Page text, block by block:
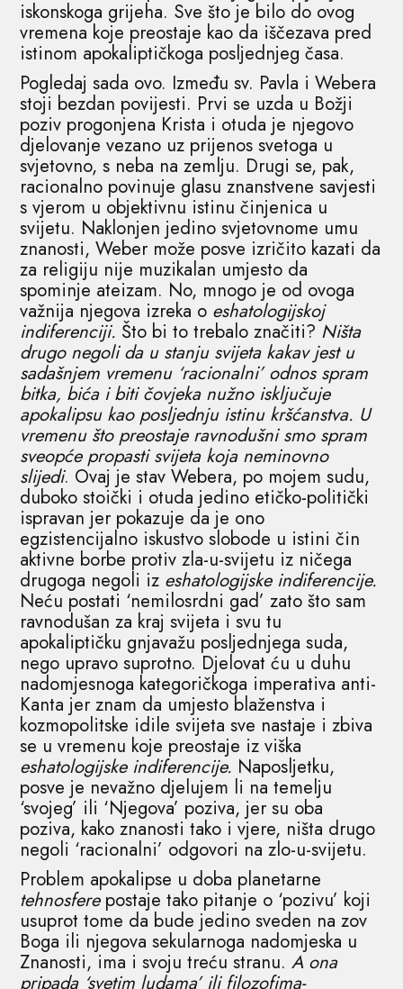
iskonskoga grijeha. Sve što je bilo do ovog
vremena koje preostaje kao da iščezava pred
istinom apokaliptičkoga posljednjeg časa.
Pogledaj sada ovo. Između sv. Pavla i Webera
stoji bezdan povijesti. Prvi se uzda u Božji
poziv progonjena Krista i otuda je njegovo
djelovanje vezano uz prijenos svetoga u
svjetovno, s neba na zemlju. Drugi se, pak,
racionalno povinuje glasu znanstvene savjesti
s vjerom u objektivnu istinu činjenica u
svijetu. Naklonjen jedino svjetovnome umu
znanosti, Weber može posve izričito kazati da
za religiju nije muzikalan umjesto da
spominje ateizam. No, mnogo je od ovoga
važnija njegova izreka o eshatologijskoj
indiferenciji. Što bi to trebalo značiti? Ništa
drugo negoli da u stanju svijeta kakav jest u
sadašnjem vremenu ‘racionalni’ odnos spram
bitka, bića i biti čovjeka nužno isključuje
apokalipsu kao posljednju istinu kršćanstva. U
vremenu što preostaje ravnodušni smo spram
sveopće propasti svijeta koja neminovno
slijedi. Ovaj je stav Webera, po mojem sudu,
duboko stoički i otuda jedino etičko-politički
ispravan jer pokazuje da je ono
egzistencijalno iskustvo slobode u istini čin
aktivne borbe protiv zla-u-svijetu iz ničega
drugoga negoli iz eshatologijske indiferencije.
Neću postati ‘nemilosrdni gad’ zato što sam
ravnodušan za kraj svijeta i svu tu
apokaliptičku gnjavažu posljednjega suda,
nego upravo suprotno. Djelovat ću u duhu
nadomjesnoga kategoričkoga imperativa anti-
Kanta jer znam da umjesto blaženstva i
kozmopolitske idile svijeta sve nastaje i zbiva
se u vremenu koje preostaje iz viška
eshatologijske indiferencije. Naposljetku,
posve je nevažno djelujem li na temelju
‘svojeg’ ili ‘Njegova’ poziva, jer su oba
poziva, kako znanosti tako i vjere, ništa drugo
negoli ‘racionalni’ odgovori na zlo-u-svijetu.
Problem apokalipse u doba planetarne
tehnosfere postaje tako pitanje o ‘pozivu’ koji
usuprot tome da bude jedino sveden na zov
Boga ili njegova sekularnoga nadomjeska u
Znanosti, ima i svoju treću stranu.A ona
pripada ‘svetim ludama’ ili filozofima-